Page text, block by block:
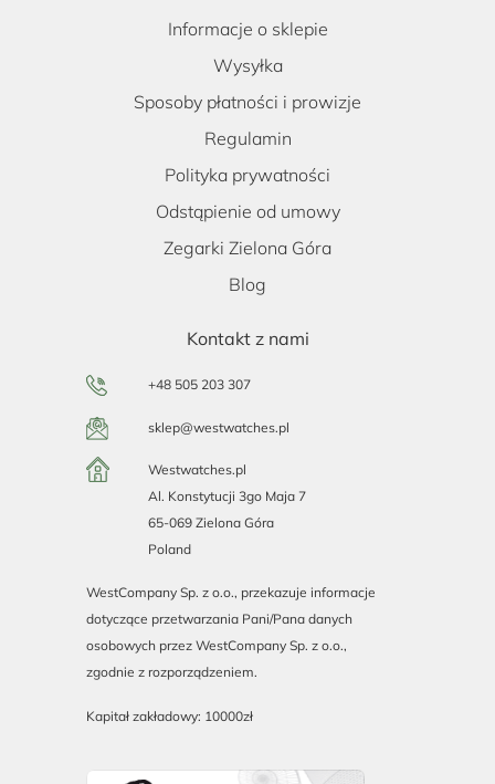
Informacje o sklepie
Wysyłka
Sposoby płatności i prowizje
Regulamin
Polityka prywatności
Odstąpienie od umowy
Zegarki Zielona Góra
Blog
Kontakt z nami
+48 505 203 307
sklep@westwatches.pl
Westwatches.pl
Al. Konstytucji 3go Maja 7
65-069 Zielona Góra
Poland
WestCompany Sp. z o.o., przekazuje informacje
dotyczące przetwarzania Pani/Pana danych
osobowych przez WestCompany Sp. z o.o.,
zgodnie z rozporządzeniem.
Kapitał zakładowy: 10000zł